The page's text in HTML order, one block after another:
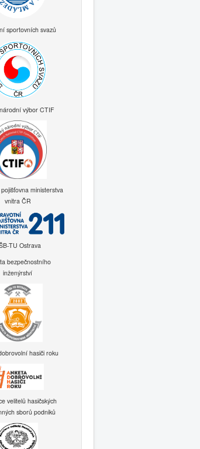
sportovních svazů
výbor CTIF
ministerstva
vnitra ČR
TU Ostrava
bezpečnostního
inženýrství
hasiči roku
velitelů hasičských
sborů podniků